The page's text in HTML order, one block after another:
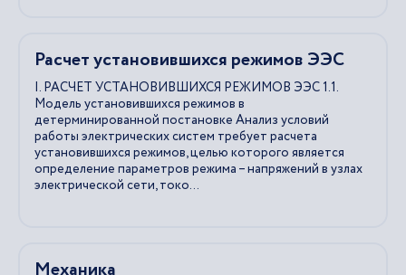
Расчет установившихся режимов ЭЭС
I. РАСЧЕТ УСТАНОВИВШИХСЯ РЕЖИМОВ ЭЭС 1.1.
Модель установившихся режимов в
детерминированной постановке Анализ условий
работы электрических систем требует расчета
установившихся режимов, целью которого является
определение параметров режима – напряжений в узлах
электрической сети, токо...